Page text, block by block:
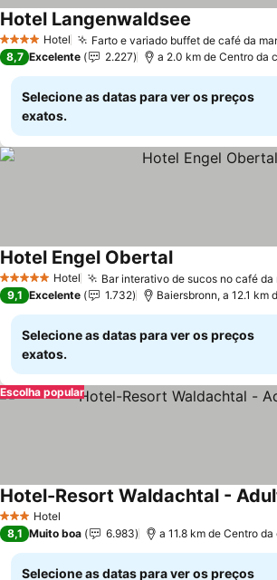
4 EstrelasHotel Farto e variado buffet de café da
Hotel Langenwaldsee
8,7 Excelente 2.227 a 2.0 km de Centro da
Selecione as datas para ver os preços
exatos.
5 Estrelas Hotel Bar interativo de sucos no café da
Hotel Engel Obertal
9,1 Excelente 1.732 Baiersbronn, a 12.1 km
Selecione as datas para ver os preços
exatos.
Escolha popular
3 EstrelasHotel
Hotel-Resort Waldachtal -
8,1 Muito boa 6.983 a 11.8 km de Centro
Selecione as datas para ver os preços